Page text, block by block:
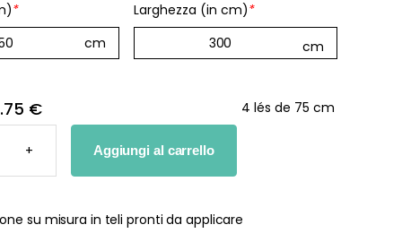
* Larghezza (in cm)*
€ 4 lés de 75 cm
+ Aggiungi al carrello
su misura in teli pronti da applicare